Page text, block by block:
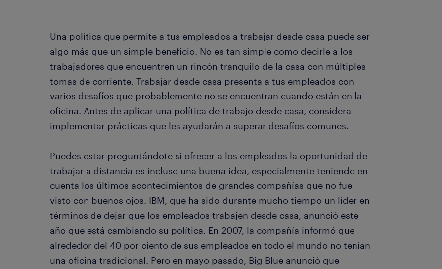
Una política que permite a tus empleados a trabajar desde casa puede ser
algo más que un simple beneficio. No es tan simple como decirle a los
trabajadores que encuentren un rincón tranquilo de la casa con múltiples
tomas de corriente. Trabajar desde casa presenta a tus empleados con
varios desafíos que probablemente no se encuentran cuando están en la
oficina. Antes de aplicar una política de trabajo desde casa, considera
implementar prácticas que les ayudarán a superar desafíos comunes.
Puedes estar preguntándote si ofrecer a los empleados la oportunidad de
trabajar a distancia es incluso una buena idea, especialmente teniendo en
cuenta los últimos acontecimientos de grandes compañías que no fue
visto con buenos ojos. IBM, que ha sido durante mucho tiempo un líder en
términos de dejar que los empleados trabajen desde casa, anunció este
año que está cambiando su política. En 2007, la compañía informó que
alrededor del 40 por ciento de sus empleados en todo el mundo no tenían
una oficina tradicional. Pero en mayo pasado, Big Blue anunció que